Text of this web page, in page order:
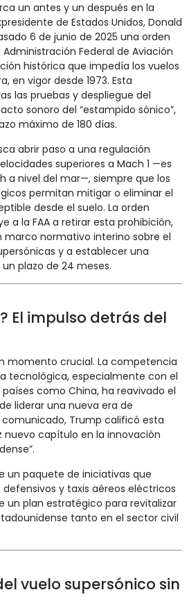
un antes y un después en la
de Estados Unidos, Donald
6 de junio de 2025 una orden
Federal de Aviación
histórica que impedía los vuelos
en vigor desde 1973. Esta
las pruebas y despliegue del
sonoro del “estampido sónico”,
máximo de 180 días.
abrir paso a una regulación
superiores a Mach 1 —es
a nivel del mar—, siempre que los
permitan mitigar o eliminar el
desde el suelo. La orden
a la FAA a retirar esta prohibición,
marco normativo interino sobre el
y a establecer una
plazo de 24 meses.
El impulso detrás del
momento crucial. La competencia
tecnológica, especialmente con el
como China, ha reavivado el
liderar una nueva era de
comunicado, Trump calificó esta
nuevo capítulo en la innovación
un paquete de iniciativas que
y taxis aéreos eléctricos
un plan estratégico para revitalizar
tanto en el sector civil
vuelo supersónico sin